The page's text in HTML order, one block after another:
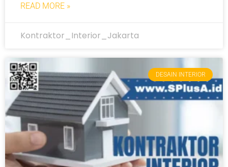
READ MORE »
Kontraktor_Interior_Jakarta
DESAIN INTERIOR